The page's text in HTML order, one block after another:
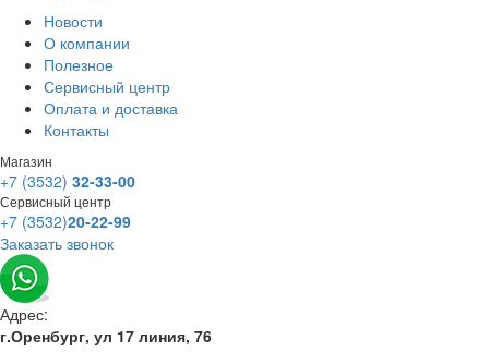
Новости
О компании
Полезное
Сервисный центр
Оплата и доставка
Контакты
Магазин
+7 (3532) 32-33-00
Сервисный центр
+7 (3532)20-22-99
Заказать звонок
Адрес:
г.Оренбург, ул 17 линия, 76